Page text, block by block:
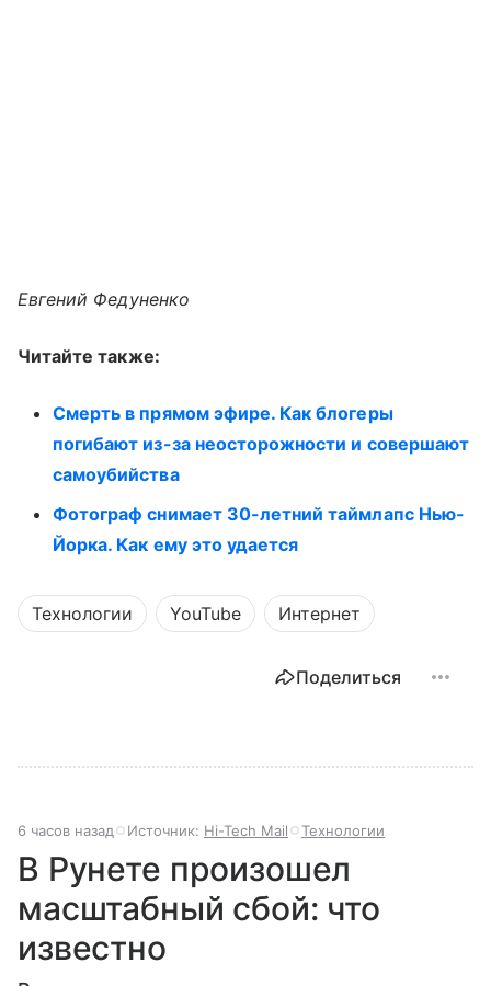
Евгений Федуненко
Читайте также:
Смерть в прямом эфире. Как блогеры
погибают из-за неосторожности и совершают
самоубийства
Фотограф снимает 30-летний таймлапс Нью-
Йорка. Как ему это удается
Технологии YouTube Интернет
Поделиться
6 часов назад Источник: Hi-Tech Mail Технологии
В Рунете произошел
масштабный сбой: что
известно